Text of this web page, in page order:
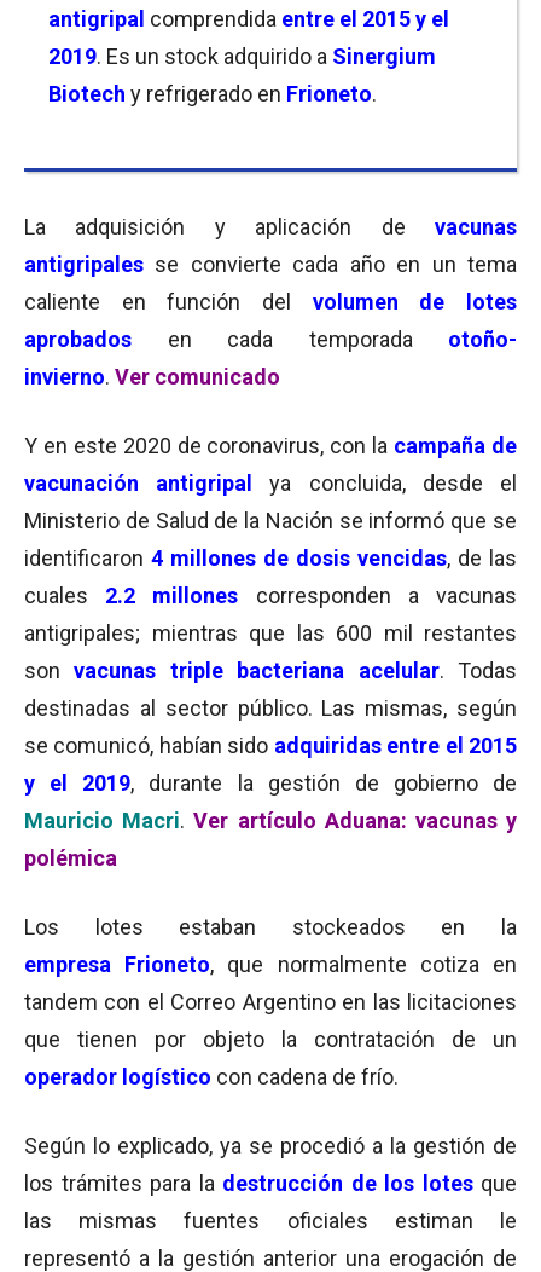
antigripal comprendida entre el 2015 y el
2019. Es un stock adquirido a Sinergium
Biotech y refrigerado en Frioneto.
La adquisición y aplicación de vacunas
antigripales se convierte cada año en un tema
caliente en función del volumen
de lotes
aprobados
en cada temporada otoño-
invierno. Ver comunicado
Y en este 2020 de coronavirus, con la campaña de
vacunación antigripal
ya concluida, desde el
Ministerio de Salud de la Nación se informó que se
identificaron 4 millones de dosis vencidas, de las
cuales 2.2 millones corresponden a vacunas
antigripales; mientras que las 600 mil restantes
sonvacunas triple bacteriana acelular. Todas
destinadas al sector público. Las mismas, según
se comunicó, habían sido adquiridas entre el 2015
y el 2019, durante la gestión de gobierno de
Mauricio Macri.Ver artículo Aduana: vacunas y
polémica
Los lotes estaban stockeados en la
empresa Frioneto, que normalmente cotiza en
tandem con el Correo Argentino en las licitaciones
que tienen por objeto la contratación de un
operador logístico con cadena de frío.
Según lo explicado, ya se procedió a la gestión de
los trámites para la destrucción de los lotes que
las mismas fuentes oficiales estiman le
representó a la gestión anterior una erogación de